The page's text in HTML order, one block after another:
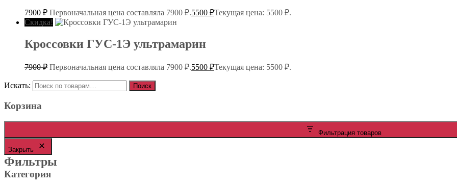
7900₽ Первоначальная цена составляла 7900 ₽.5500 ₽Текущая цена: 5500 ₽.
Скидка!
Кроссовки ГУС-1Э ультрамарин
7900₽ Первоначальная цена составляла 7900 ₽.5500 ₽Текущая цена: 5500 ₽.
Искать: Поиск
Корзина
Фильтрация товаров
Закрыть
Фильтры
Категория